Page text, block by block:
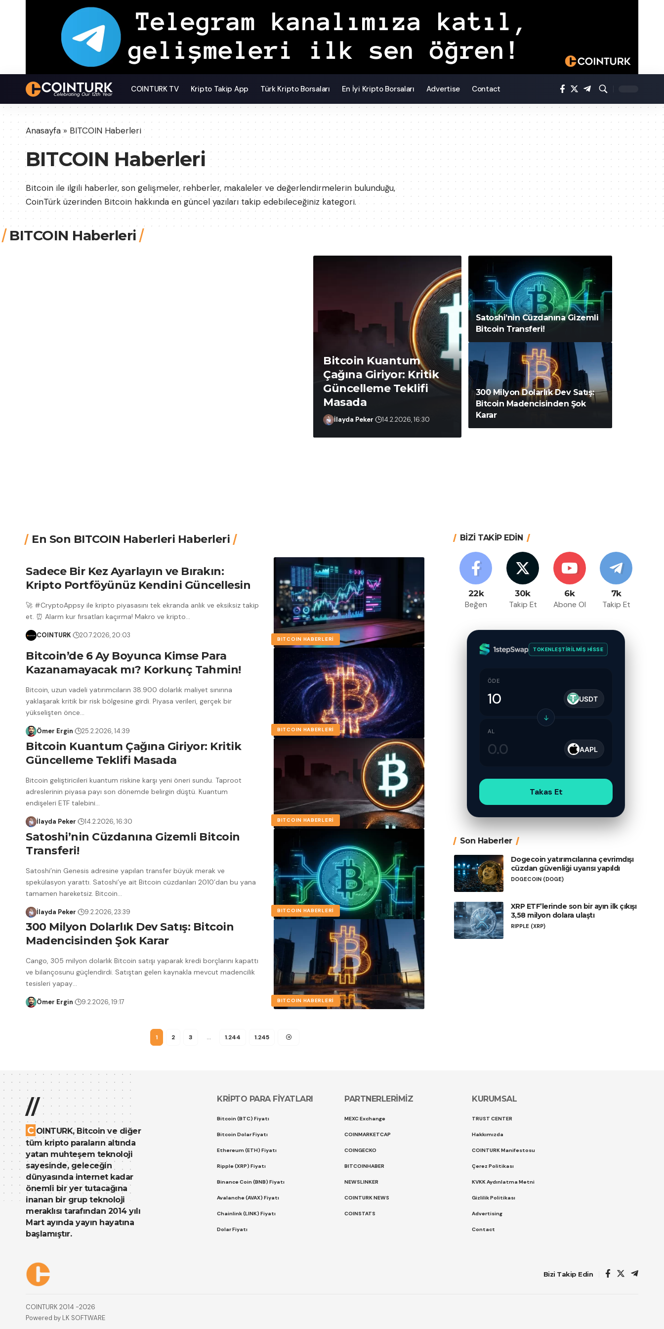
COINTURK TV Kripto Takip App Türk Kripto Borsaları En İyi Kripto Borsaları Advertise Contact
Anasayfa» BITCOIN Haberleri
BITCOIN Haberleri
Bitcoin ile ilgili haberler, son gelişmeler, rehberler, makaleler ve değerlendirmelerin bulunduğu,
CoinTürk üzerinden Bitcoin hakkında en güncel yazıları takip edebileceğiniz kategori.
BITCOIN Haberleri
Ömer Ergin 25.2.2026, 14:39
Bitcoin Kuantum
Çağına Giriyor: Kritik
Güncelleme Teklifi
Masada
İlayda Peker 14.2.2026, 16:30
Satoshi’nin Cüzdanına Gizemli
Bitcoin Transferi!
300 Milyon Dolarlık Dev Satış:
Bitcoin Madencisinden Şok
Karar
En Son BITCOIN Haberleri Haberleri
BITCOIN HABERLERI
Sadece Bir Kez Ayarlayın ve Bırakın:
Kripto Portföyünüz Kendini Güncellesin
🚀 #CryptoAppsy ile kripto piyasasını tek ekranda anlık ve eksiksiz takip
et. ⏰ Alarm kur fırsatları kaçırma! Makro ve kripto…
COINTURK 20.7.2026, 20:03
BITCOIN HABERLERI
Bitcoin’de 6 Ay Boyunca Kimse Para
Kazanamayacak mı? Korkunç Tahmin!
Bitcoin, uzun vadeli yatırımcıların 38.900 dolarlık maliyet sınırına
yaklaşarak kritik bir risk bölgesine girdi. Piyasa verileri, gerçek bir
yükselişten önce…
Ömer Ergin 25.2.2026, 14:39
BITCOIN HABERLERI
Bitcoin Kuantum Çağına Giriyor: Kritik
Güncelleme Teklifi Masada
Bitcoin geliştiricileri kuantum riskine karşı yeni öneri sundu. Taproot
adreslerinin piyasa payı son dönemde belirgin düştü. Kuantum
endişeleri ETF talebini…
İlayda Peker 14.2.2026, 16:30
BITCOIN HABERLERI
Satoshi’nin Cüzdanına Gizemli Bitcoin
Transferi!
Satoshi’nin Genesis adresine yapılan transfer büyük merak ve
spekülasyon yarattı. Satoshi’ye ait Bitcoin cüzdanları 2010’dan bu yana
tamamen hareketsiz. Bitcoin…
İlayda Peker 9.2.2026, 23:39
BITCOIN HABERLERI
300 Milyon Dolarlık Dev Satış: Bitcoin
Madencisinden Şok Karar
Cango, 305 milyon dolarlık Bitcoin satışı yaparak kredi borçlarını kapattı
ve bilançosunu güçlendirdi. Satıştan gelen kaynakla mevcut madencilik
tesisleri yapay…
Ömer Ergin 9.2.2026, 19:17
1 2 3 … 1.244 1.245
BİZİ TAKİP EDİN
22k
Beğen
30k
Takip Et
6k
Abone Ol
7k
Takip Et
TOKENLEŞTIRILMIŞ HISSE
ÖDE
USDT
↓
AL
AAPL
Takas Et
Son Haberler
Dogecoin yatırımcılarına çevrimdışı
cüzdan güvenliği uyarısı yapıldı
DOGECOIN (DOGE)
XRP ETF’lerinde son bir ayın ilk çıkışı
3,58 milyon dolara ulaştı
RIPPLE (XRP)
//
C OINTURK, Bitcoin ve diğer
tüm kripto paraların altında
yatan muhteşem teknoloji
sayesinde, geleceğin
dünyasında internet kadar
önemli bir yer tutacağına
inanan bir grup teknoloji
meraklısı tarafından 2014 yılı
Mart ayında yayın hayatına
başlamıştır.
KRİPTO PARA FİYATLARI
Bitcoin (BTC) Fiyatı
Bitcoin Dolar Fiyatı
Ethereum (ETH) Fiyatı
Ripple (XRP) Fiyatı
Binance Coin (BNB) Fiyatı
Avalanche (AVAX) Fiyatı
Chainlink (LINK) Fiyatı
Dolar Fiyatı
PARTNERLERİMİZ
MEXC Exchange
COINMARKETCAP
COINGECKO
BITCOINHABER
NEWSLINKER
COINTURK NEWS
COINSTATS
KURUMSAL
TRUST CENTER
Hakkımızda
COINTURK Manifestosu
Çerez Politikası
KVKK Aydınlatma Metni
Gizlilik Politikası
Advertising
Contact
Bizi Takip Edin
COINTURK 2014 -2026
Powered by LK SOFTWARE
Çerez Politikası